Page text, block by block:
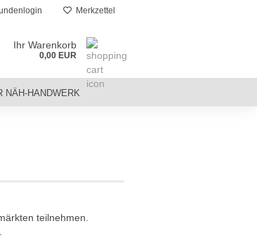
Merkzettel
Ihr Warenkorb
0,00 EUR
NÄH-HANDWERK
teilnehmen.